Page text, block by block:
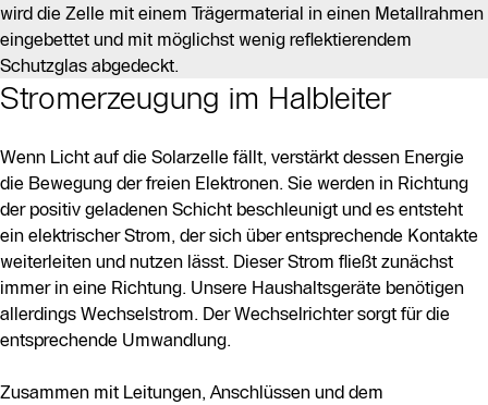
wird die Zelle mit einem Trägermaterial in einen Metallrahmen
eingebettet und mit möglichst wenig reflektierendem
Schutzglas abgedeckt.
Stromerzeugung im Halbleiter
Wenn Licht auf die Solarzelle fällt, verstärkt dessen Energie
die Bewegung der freien Elektronen. Sie werden in Richtung
der positiv geladenen Schicht beschleunigt und es entsteht
ein elektrischer Strom, der sich über entsprechende Kontakte
weiterleiten und nutzen lässt. Dieser Strom fließt zunächst
immer in eine Richtung. Unsere Haushaltsgeräte benötigen
allerdings Wechselstrom. Der Wechselrichter sorgt für die
entsprechende Umwandlung.
Zusammen mit Leitungen, Anschlüssen und dem